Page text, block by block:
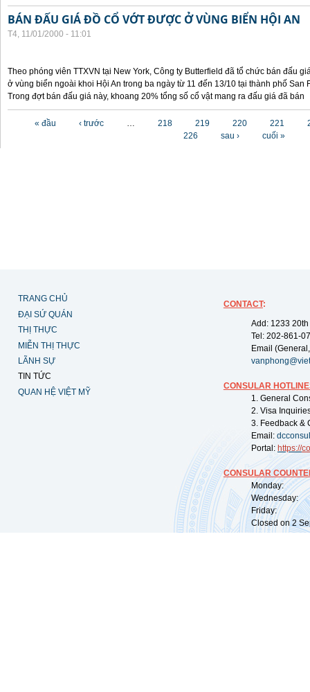
BÁN ĐẤU GIÁ ĐỒ CỔ VỚT ĐƯỢC Ở VÙNG BIỂN HỘI AN
T4, 11/01/2000 - 11:01
Theo phóng viên TTXVN tại New York, Công ty Butterfield đã tổ chức bán đấu
ở vùng biển ngoài khoi Hội An trong ba ngày từ 11 đến 13/10 tại thành phố San
Trong đợt bán đấu giá này, khoang 20% tổng số cổ vật mang ra đấu giá đã bán
« đầu ‹ trước … 218 219 220 221
226
sau › cuối »
TRANG CHỦ
ĐẠI SỨ QUÁN
THỊ THỰC
MIỄN THỊ THỰC
LÃNH SỰ
TIN TỨC
QUAN HỆ VIỆT MỸ
CONTACT:
Add: 1233
Tel: 202-861-
Email
CONSULAR
1. General
2. Visa
3. Feedback &
Email:
Portal: https://
CONSULAR
Monday:
Wednesday:
Friday:
Closed on 2